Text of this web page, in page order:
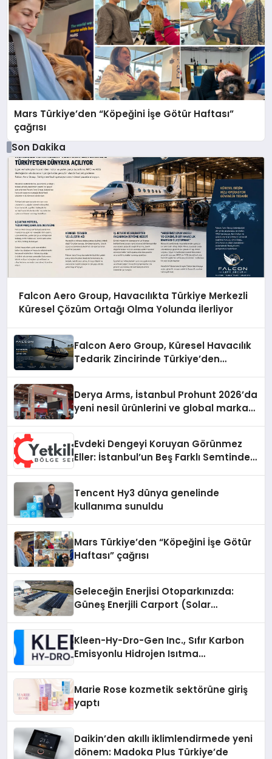
Mars Türkiye’den “Köpeğini İşe Götür Haftası”
çağrısı
Son Dakika
Falcon Aero Group, Havacılıkta Türkiye Merkezli
Küresel Çözüm Ortağı Olma Yolunda İlerliyor
Falcon Aero Group, Küresel Havacılık
Tedarik Zincirinde Türkiye’den
Derya Arms, İstanbul Prohunt 2026’da
yeni nesil ürünlerini ve global marka
Evdeki Dengeyi Koruyan Görünmez
Eller: İstanbul’un Beş Farklı Semtinde
Tencent Hy3 dünya genelinde
kullanıma sunuldu
Mars Türkiye’den “Köpeğini İşe Götür
Haftası” çağrısı
Geleceğin Enerjisi Otoparkınızda:
Güneş Enerjili Carport (Solar
Kleen-Hy-Dro-Gen Inc., Sıfır Karbon
Emisyonlu Hidrojen Isıtma
Marie Rose kozmetik sektörüne giriş
yaptı
Daikin’den akıllı iklimlendirmede yeni
dönem: Madoka Plus Türkiye’de